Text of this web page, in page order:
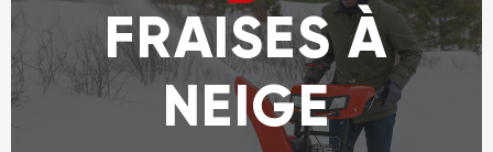
FRAISES À
NEIGE